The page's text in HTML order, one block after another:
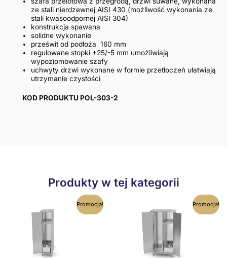
ze stali nierdzewnej AISI 430 (możliwość wykonania ze
stali kwasoodpornej AISI 304)
konstrukcja spawana
solidne wykonanie
prześwit od podłoża 160 mm
regulowane stopki +25/-5 mm umożliwiają
wypoziomowanie szafy
uchwyty drzwi wykonane w formie przetłoczeń ułatwiają
utrzymanie czystości
KOD PRODUKTU POL-303-2
Produkty w tej kategorii
Promocja!
Ten
produkt
Promocja!
Ten
produkt